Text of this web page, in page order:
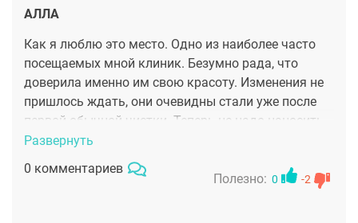
АЛЛА
Как я люблю это место. Одно из наиболее часто
посещаемых мной клиник. Безумно рада, что
доверила именно им свою красоту. Изменения не
пришлось ждать, они очевидны стали уже после
первой обычной чистки. Теперь не надо наносить
слои косметики, чтоб скрывать эти недостатки.
Развернуть
0 комментариев
Полезно: 0 -2